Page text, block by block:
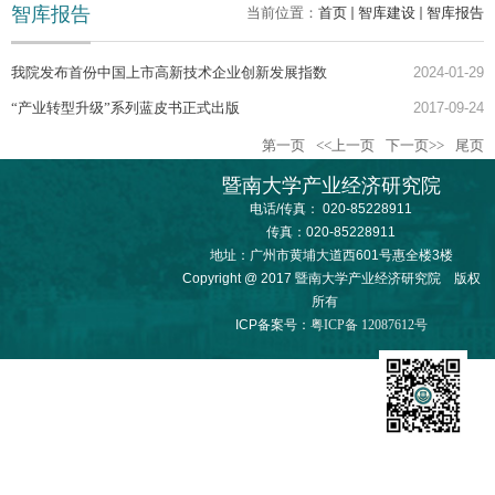
当前位置： 首页 智库建设 智库报告
智库报告
我院发布首份中国上市高新技术企业创新发展指数 2024-01-29
“产业转型升级”系列蓝皮书正式出版 2017-09-24
第一页 <<上一页 下一页>> 尾页
暨南大学产业经济研究院
电话/传真： 020-85228911
传真：020-85228911
地址：广州市黄埔大道西601号惠全楼3楼
Copyright @ 2017 暨南大学产业经济研究院 版权
所有
ICP备案号： 粤ICP备 12087612号